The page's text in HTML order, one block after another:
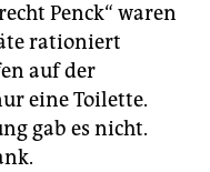
Penck“ waren
rationiert
auf der
eine Toilette.
gab es nicht.